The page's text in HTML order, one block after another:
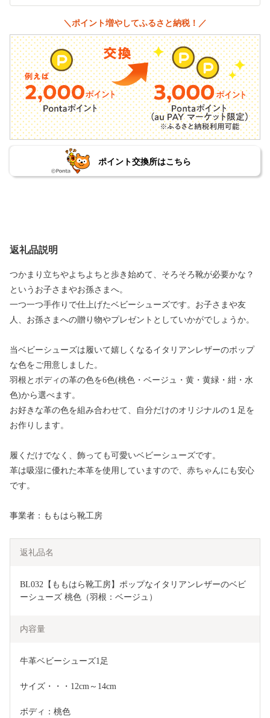
＼ポイント増やしてふるさと納税！／
ポイント交換所はこちら
返礼品説明
つかまり立ちやよちよちと歩き始めて、そろそろ靴が必要かな？
というお子さまやお孫さまへ。
一つ一つ手作りで仕上げたベビーシューズです。お子さまや友
人、お孫さまへの贈り物やプレゼントとしていかがでしょうか。
当ベビーシューズは履いて嬉しくなるイタリアンレザーのポップ
な色をご用意しました。
羽根とボディの革の色を6色(桃色・ベージュ・黄・黄緑・紺・水
色)から選べます。
お好きな革の色を組み合わせて、自分だけのオリジナルの１足を
お作りします。
履くだけでなく、飾っても可愛いベビーシューズです。
革は吸湿に優れた本革を使用していますので、赤ちゃんにも安心
です。
事業者：ももはら靴工房
返礼品名
BL032【ももはら靴工房】ポップなイタリアンレザーのベビ
ーシューズ 桃色（羽根：ベージュ）
内容量
牛革ベビーシューズ1足
サイズ・・・12cm～14cm
ボディ：桃色